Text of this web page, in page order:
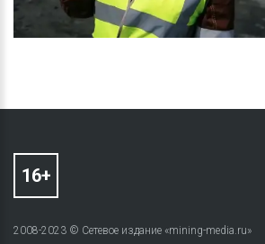
2008-2023 © Сетевое издание «mining-media.ru»